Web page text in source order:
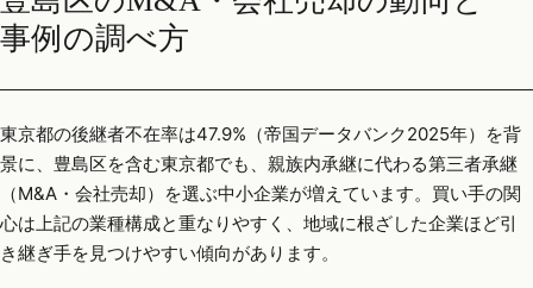
事例の調べ方
東京都の後継者不在率は47.9%（帝国データバンク2025年）を背
景に、豊島区を含む東京都でも、親族内承継に代わる第三者承継
（M&A・会社売却）を選ぶ中小企業が増えています。買い手の関
心は上記の業種構成と重なりやすく、地域に根ざした企業ほど引
き継ぎ手を見つけやすい傾向があります。